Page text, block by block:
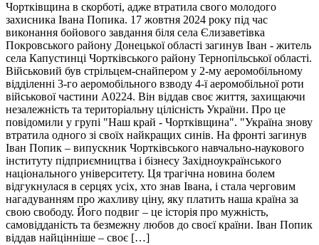
Чортківщина в скорботі, адже втратила свого молодого
захисника Івана Попика. 17 жовтня 2024 року під час
виконання бойового завдання біля села Єлизаветівка
Покровського району Донецької області загинув Іван - житель
села Капустинці Чортківського району Тернопільської області.
Військовий був стрільцем-снайпером у 2-му аеромобільному
відділенні 3-го аеромобільного взводу 4-ї аеромобільної роти
військової частини А0224. Він віддав своє життя, захищаючи
незалежність та територіальну цілісність України. Про це
повідомили у групі "Наш край - Чортківщина". "Україна знову
втратила одного зі своїх найкращих синів. На фронті загинув
Іван Попик – випускник Чортківського навчально-наукового
інституту підприємництва і бізнесу Західноукраїнського
національного університету. Ця трагічна новина болем
відгукнулася в серцях усіх, хто знав Івана, і стала черговим
нагадуванням про жахливу ціну, яку платить наша країна за
свою свободу. Його подвиг – це історія про мужність,
самовідданість та безмежну любов до своєї країни. Іван Попик
віддав найцінніше – своє […]